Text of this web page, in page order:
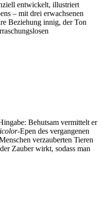
entwickelt, illustriert
– mit drei erwachsenen
Beziehung innig, der Ton
Behutsam vermittelt er
-Epen des vergangenen
verzauberten Tieren
Zauber wirkt, sodass man